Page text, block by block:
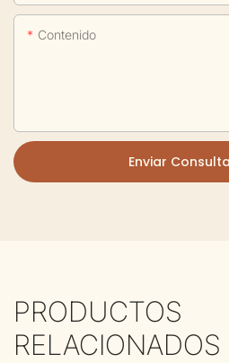
Contenido
Enviar
PRODUCTOS
RELACIONADOS